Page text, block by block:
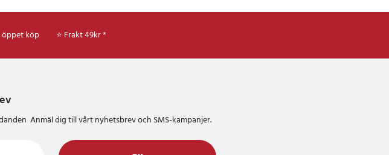
öppet köp ⭐ Frakt 49kr *
Anmäl dig till vårt nyhetsbrev och SMS-kampanjer.